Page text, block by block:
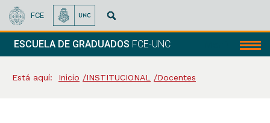
FCE
ESCUELA DE GRADUADOS FCE-UNC
Está aquí: Inicio INSTITUCIONAL Docentes